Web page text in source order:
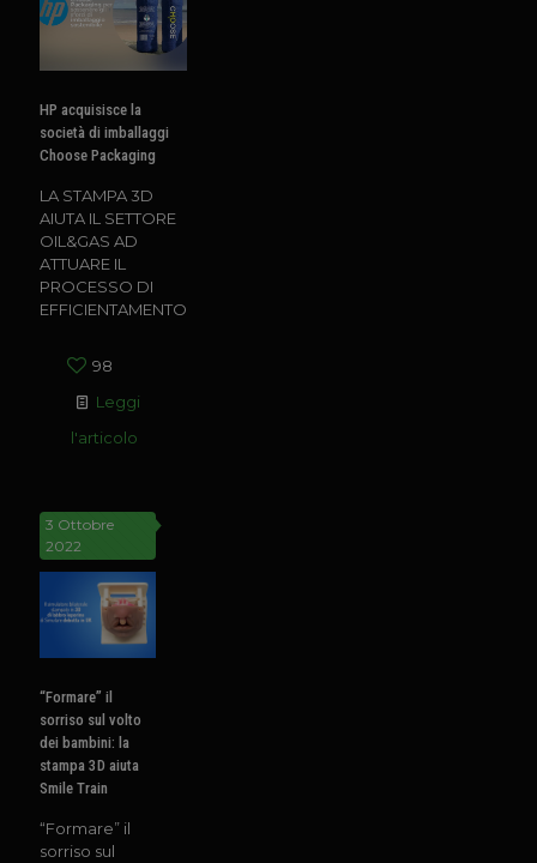
HP acquisisce la
società di imballaggi
Choose Packaging
LA STAMPA 3D
AIUTA IL SETTORE
OIL&GAS AD
ATTUARE IL
PROCESSO DI
EFFICIENTAMENTO
98
Leggi
l'articolo
3 Ottobre
2022
“Formare” il
sorriso sul volto
dei bambini: la
stampa 3D aiuta
Smile Train
“Formare” il
sorriso sul